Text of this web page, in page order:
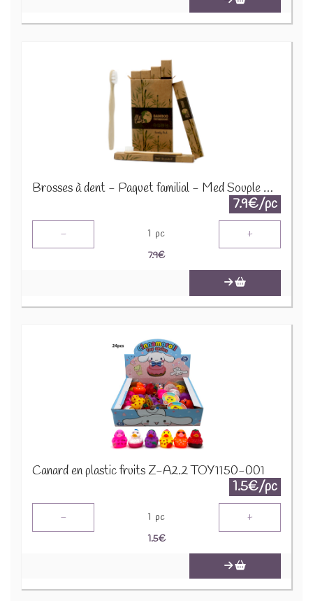
Brosses à dent - Paquet familial - Med Souple Bambou BamTB-01
7.9€/pc
- 1 pc +
7.9€
Canard en plastic fruits Z-A2.2 TOY1150-001
1.5€/pc
- 1 pc +
1.5€